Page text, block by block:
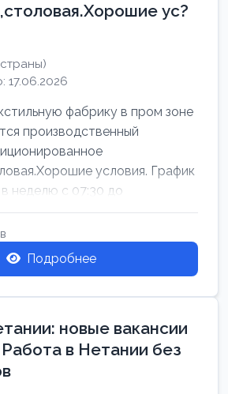
ус?
17.06.2026
фабрику в пром зоне
производственный
условия. График
неделю с 07:30 до
Подробнее
новые вакансии
в Нетании без